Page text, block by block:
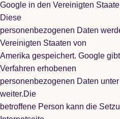
Google in den Vereinigten
Diese
personenbezogenen Daten
Vereinigten Staaten von
Amerika gespeichert. Google
Verfahren erhobenen
personenbezogenen Daten
weiter.Die
betroffene Person kann die